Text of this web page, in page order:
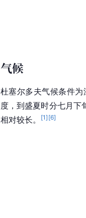
气候
杜塞尔多夫气候条件
度，到盛夏时分七月下
相对较长。
[1] [6]